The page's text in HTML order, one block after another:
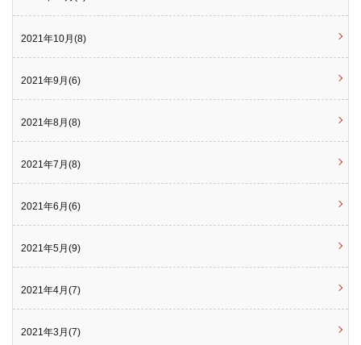
2021年10月(8)
2021年9月(6)
2021年8月(8)
2021年7月(8)
2021年6月(6)
2021年5月(9)
2021年4月(7)
2021年3月(7)